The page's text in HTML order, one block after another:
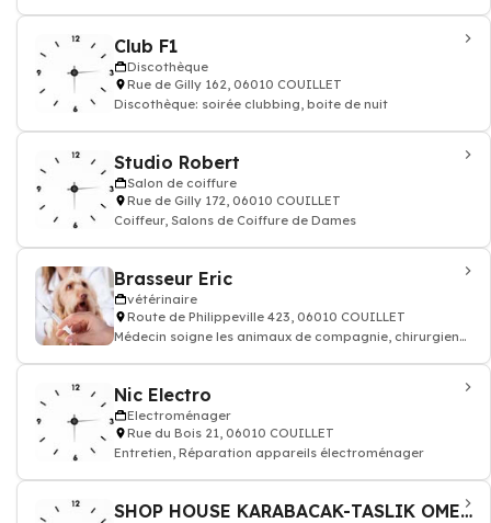
Club F1
Discothèque
Rue de Gilly 162, 06010 COUILLET
Discothèque: soirée clubbing, boite de nuit
Studio Robert
Salon de coiffure
Rue de Gilly 172, 06010 COUILLET
Coiffeur, Salons de Coiffure de Dames
Brasseur Eric
vétérinaire
Route de Philippeville 423, 06010 COUILLET
Médecin soigne les animaux de compagnie, chirurgien
Nic Electro
Electroménager
Rue du Bois 21, 06010 COUILLET
Entretien, Réparation appareils électroménager
SHOP HOUSE KARABACAK-TASLIK OMER SCS